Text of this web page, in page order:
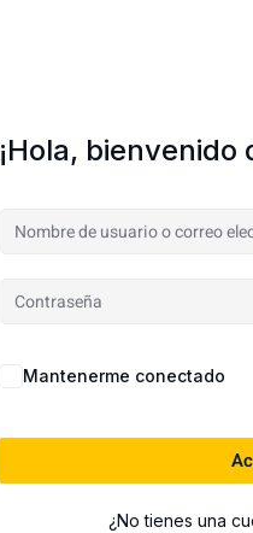
¡Hola, bienvenido
Mantenerme conectado
¿No tienes una